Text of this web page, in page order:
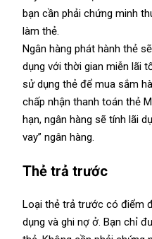
bạn cần phải chứng minh
làm thẻ.
Ngân hàng phát hành thẻ
dụng với thời gian miễn lãi
sử dụng thẻ để mua sắm
chấp nhận thanh toán thẻ
hạn, ngân hàng sẽ tính lãi
vay” ngân hàng.
Thẻ trả trước
Loại thẻ trả trước có điểm
dụng và ghi nợ ở. Bạn chỉ